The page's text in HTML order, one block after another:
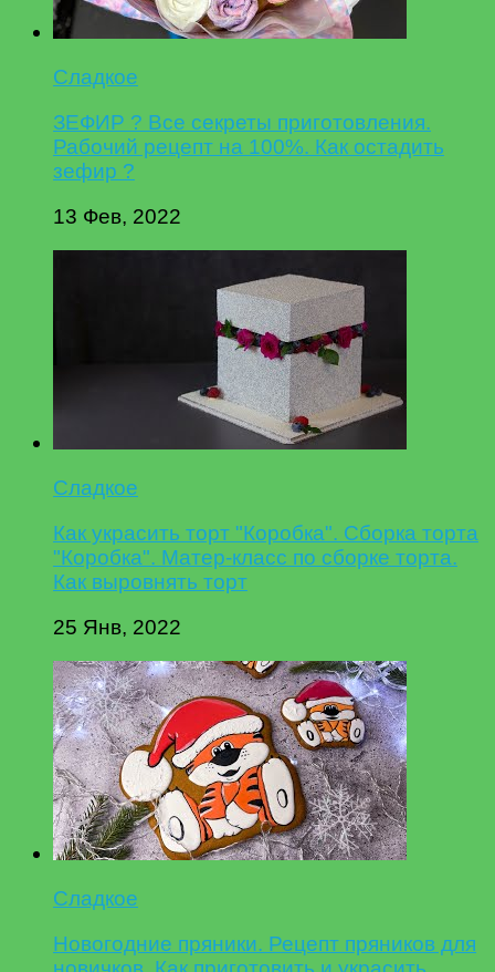
Сладкое
ЗЕФИР ? Все секреты приготовления.
Рабочий рецепт на 100%. Как остадить
зефир ?
13 Фев, 2022
Сладкое
Как украсить торт "Коробка". Сборка торта
"Коробка". Матер-класс по сборке торта.
Как выровнять торт
25 Янв, 2022
Сладкое
Новогодние пряники. Рецепт пряников для